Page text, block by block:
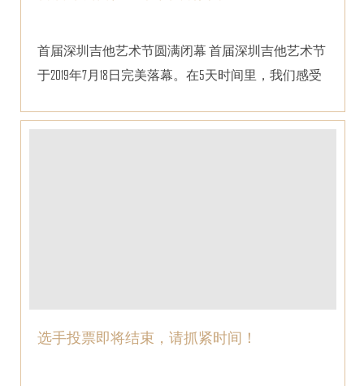
首届深圳吉他艺术节圆满闭幕 首届深圳吉他艺术节
于2019年7月18日完美落幕。在5天时间里，我们感受
选手投票即将结束，请抓紧时间！